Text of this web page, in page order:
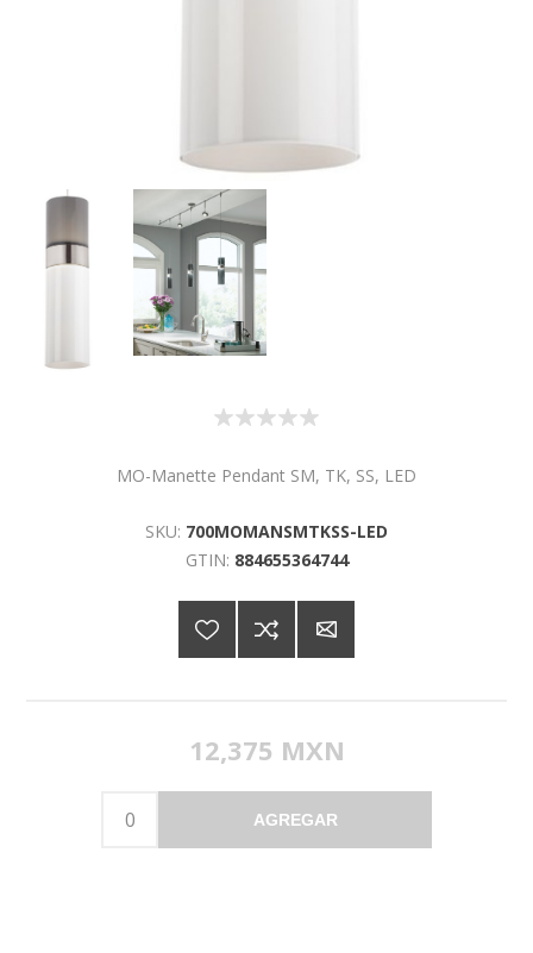
MO-Manette Pendant SM, TK, SS, LED
SKU: 700MOMANSMTKSS-LED
GTIN: 884655364744
12,375 MXN
AGREGAR